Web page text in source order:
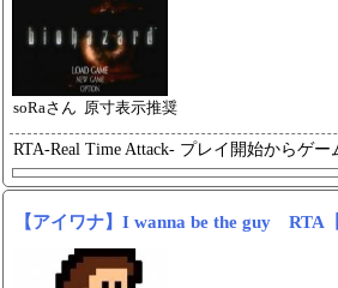
soRaさん 原寸表示推奨
RTA‐Real Time Attack‐ プレイ開始からゲー
【アイワナ】I wanna be the guy RTA